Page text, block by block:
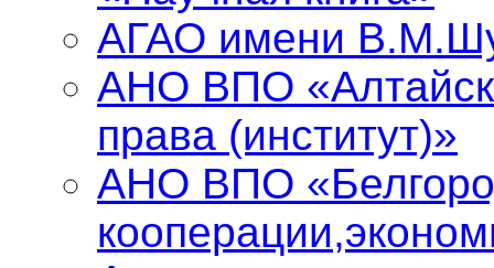
АГАО имени
АНО ВПО
права (институт)»
АНО ВПО